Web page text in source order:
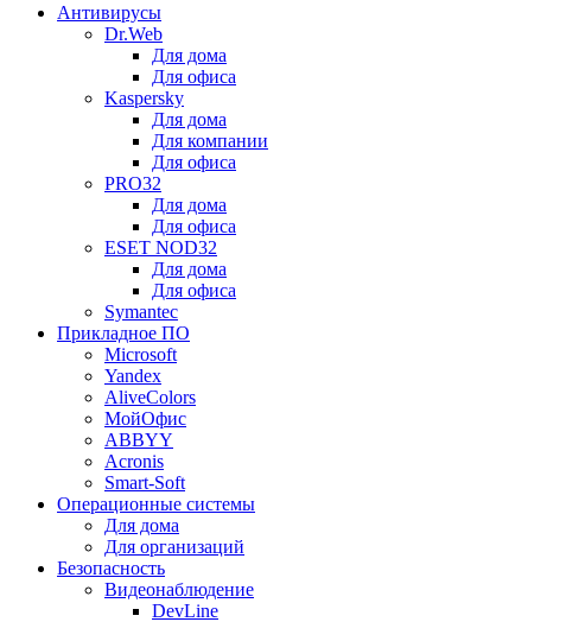
Антивирусы
Dr.Web
Для дома
Для офиса
Kaspersky
Для дома
Для компании
Для офиса
PRO32
Для дома
Для офиса
ESET NOD32
Для дома
Для офиса
Symantec
Прикладное ПО
Microsoft
Yandex
AliveColors
МойОфис
ABBYY
Acronis
Smart-Soft
Операционные системы
Для дома
Для организаций
Безопасность
Видеонаблюдение
DevLine